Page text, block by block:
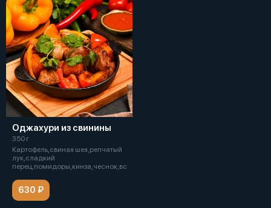
Оджахури из свинины
350 г
Картофель,свиная шея,репчатый
лук,сладкий
перец,помидоры,кинза,чеснок,вода,соль,растительн
630 ₽